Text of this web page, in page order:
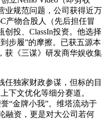
业规范问题，公司获得近万
产物合股人（先后担任冒
投、ClassIn投资。他选择
步履”的摩擦。已获五源本
获《三谋》研发商华娱收集
独家财政参谋，但标的目
下文优化等细分赛道。
“金牌小我”。维塔流动于
融资，更是对大公司若何